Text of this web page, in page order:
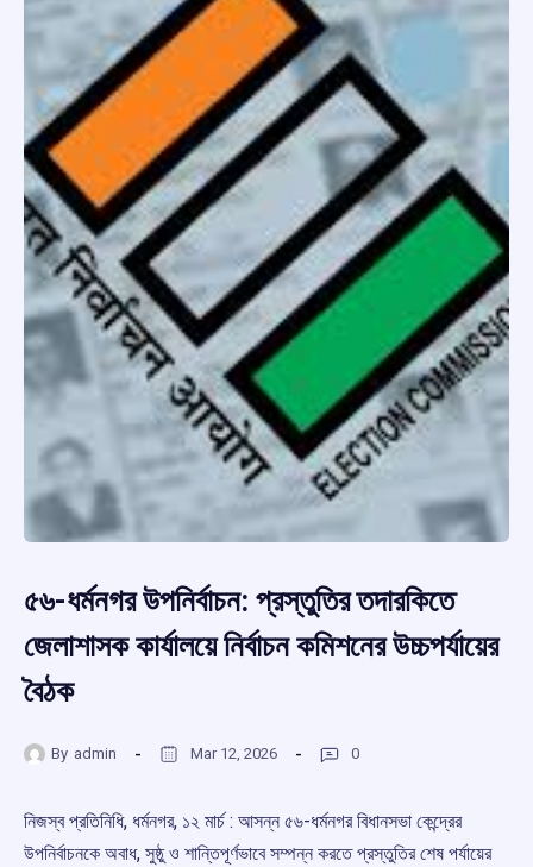
৫৬-ধর্মনগর উপনির্বাচন: প্রস্তুতির তদারকিতে
জেলাশাসক কার্যালয়ে নির্বাচন কমিশনের উচ্চপর্যায়ের
বৈঠক
By admin Mar 12, 2026 0
নিজস্ব প্রতিনিধি, ধর্মনগর, ১২ মার্চ : আসন্ন ৫৬-ধর্মনগর বিধানসভা কেন্দ্রের
উপনির্বাচনকে অবাধ, সুষ্ঠু ও শান্তিপূর্ণভাবে সম্পন্ন করতে প্রস্তুতির শেষ পর্যায়ের